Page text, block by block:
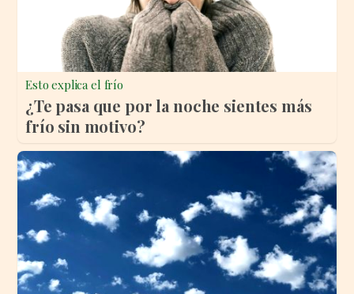
Esto explica el frío
¿Te pasa que por la noche sientes más
frío sin motivo?